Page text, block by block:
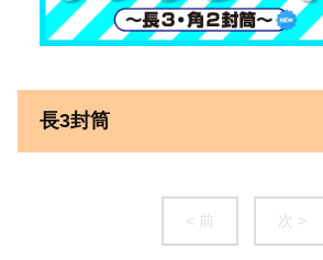
冊子・カタログ（無線綴じ）
挨拶状
長3封筒
< 前 次 >